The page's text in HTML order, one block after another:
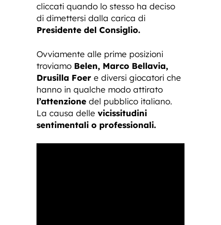
cliccati quando lo stesso ha deciso
di dimettersi dalla carica di
Presidente del Consiglio.
Ovviamente alle prime posizioni
troviamo Belen, Marco Bellavia,
Drusilla Foer e diversi giocatori che
hanno in qualche modo attirato
l’attenzione del pubblico italiano.
La causa delle vicissitudini
sentimentali o professionali.